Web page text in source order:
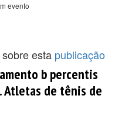
evento
esta publicação
b percentis
Atletas de tênis de